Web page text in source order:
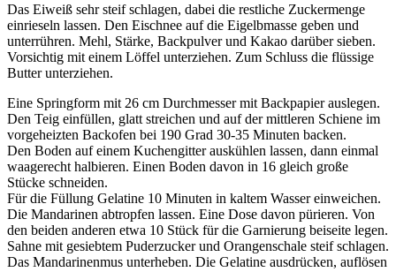
Das Eiweiß sehr steif schlagen, dabei die restliche Zuckermenge
einrieseln lassen. Den Eischnee auf die Eigelbmasse geben und
unterrühren. Mehl, Stärke, Backpulver und Kakao darüber sieben.
Vorsichtig mit einem Löffel unterziehen. Zum Schluss die flüssige
Butter unterziehen.
Eine Springform mit 26 cm Durchmesser mit Backpapier auslegen.
Den Teig einfüllen, glatt streichen und auf der mittleren Schiene im
vorgeheizten Backofen bei 190 Grad 30-35 Minuten backen.
Den Boden auf einem Kuchengitter auskühlen lassen, dann einmal
waagerecht halbieren. Einen Boden davon in 16 gleich große
Stücke schneiden.
Für die Füllung Gelatine 10 Minuten in kaltem Wasser einweichen.
Die Mandarinen abtropfen lassen. Eine Dose davon pürieren. Von
den beiden anderen etwa 10 Stück für die Garnierung beiseite legen.
Sahne mit gesiebtem Puderzucker und Orangenschale steif schlagen.
Das Mandarinenmus unterheben. Die Gelatine ausdrücken, auflösen